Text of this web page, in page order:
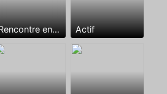
Rencontre entre mecs Actif